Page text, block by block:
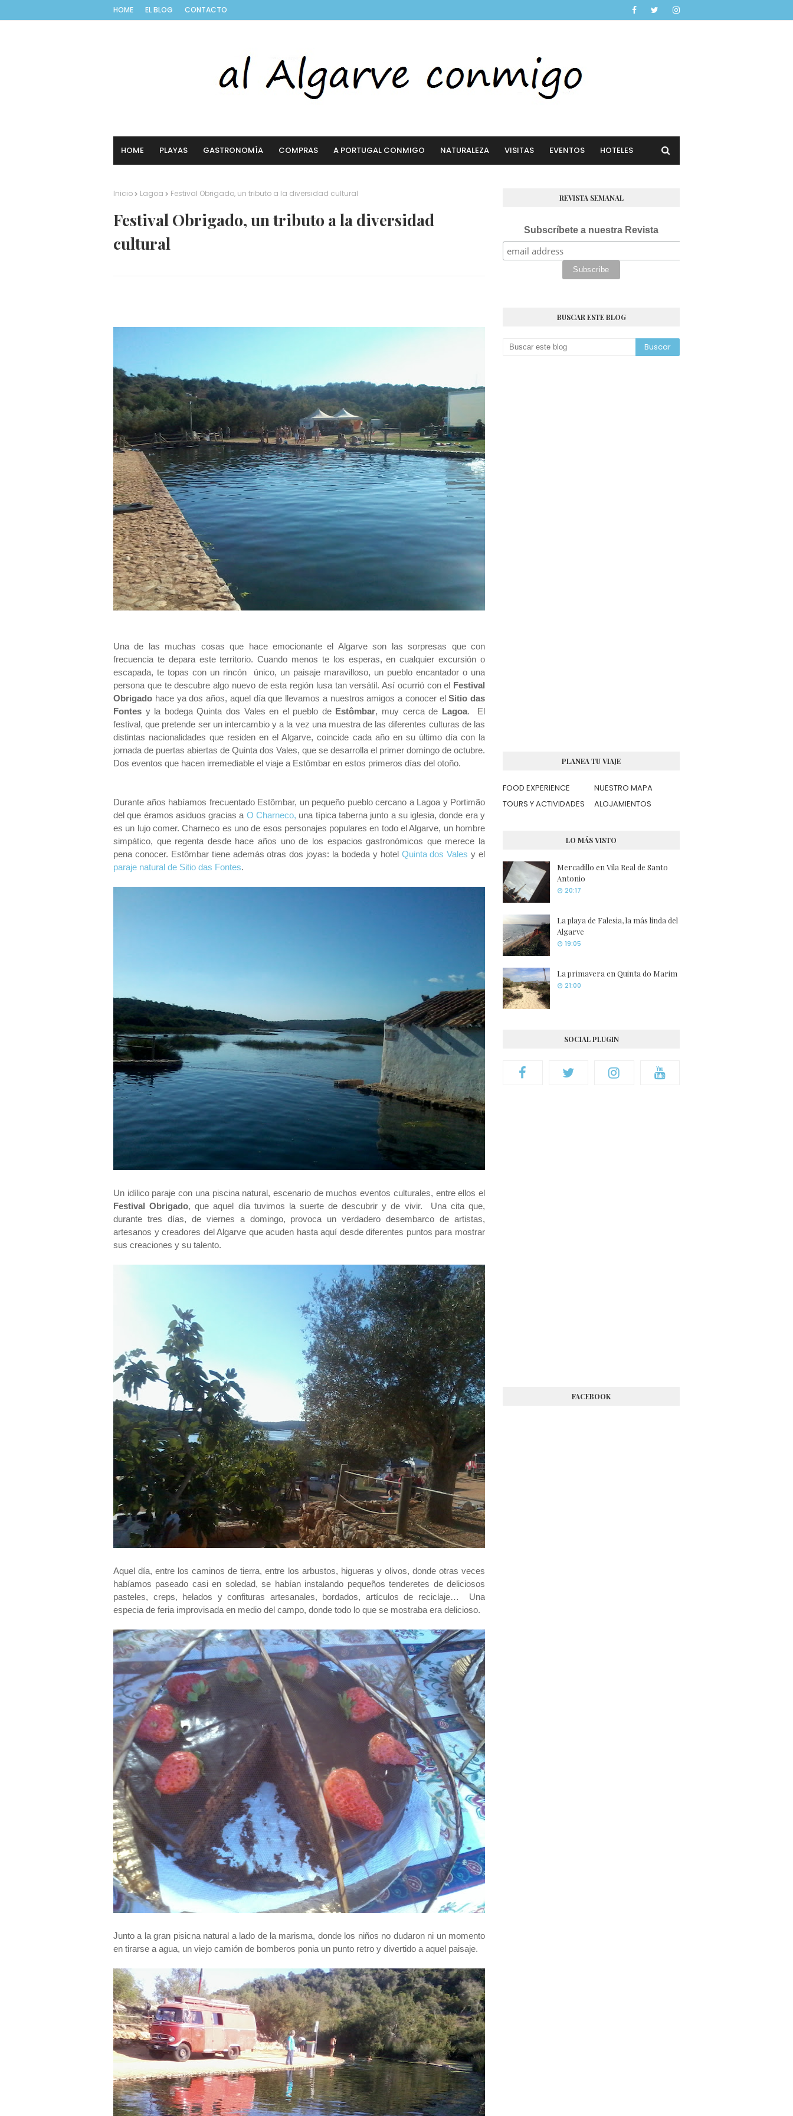
HOME EL BLOG CONTACTO
HOME PLAYAS GASTRONOMÍA COMPRAS A PORTUGAL CONMIGO NATURALEZA VISITAS EVENTOS HOTELES
Inicio Lagoa Festival Obrigado, un tributo a la diversidad cultural
Festival Obrigado, un tributo a la diversidad
cultural
Una de las muchas cosas que hace emocionante el Algarve son las sorpresas que con
frecuencia te depara este territorio. Cuando menos te los esperas, en cualquier excursión o
escapada, te topas con un rincón único, un paisaje maravilloso, un pueblo encantador o una
persona que te descubre algo nuevo de esta región lusa tan versátil. Así ocurrió con el Festival
Obrigado hace ya dos años, aquel día que llevamos a nuestros amigos a conocer elSitio das
Fontes y la bodega Quinta dos Vales en el pueblo de Estômbar, muy cerca de Lagoa. El
festival, que pretende ser un intercambio y a la vez una muestra de las diferentes culturas de las
distintas nacionalidades que residen en el Algarve, coincide cada año en su último día con la
jornada de puertas abiertas de Quinta dos Vales, que se desarrolla el primer domingo de octubre.
Dos eventos que hacen irremediable el viaje a Estômbar en estos primeros días del otoño.
Durante años habíamos frecuentado Estômbar, un pequeño pueblo cercano a Lagoa y Portimão
del que éramos asiduos gracias a O Charneco, una típica taberna junto a su iglesia, donde era y
es un lujo comer. Charneco es uno de esos personajes populares en todo el Algarve, un hombre
simpático, que regenta desde hace años uno de los espacios gastronómicos que merece la
pena conocer. Estômbar tiene además otras dos joyas: la bodeda y hotel Quinta dos Vales y el
paraje natural de Sitio das Fontes.
Un idílico paraje con una piscina natural, escenario de muchos eventos culturales, entre ellos el
Festival Obrigado, que aquel día tuvimos la suerte de descubrir y de vivir. Una cita que,
durante tres días, de viernes a domingo, provoca un verdadero desembarco de artistas,
artesanos y creadores del Algarve que acuden hasta aquí desde diferentes puntos para mostrar
sus creaciones y su talento.
Aquel día, entre los caminos de tierra, entre los arbustos, higueras y olivos, donde otras veces
habíamos paseado casi en soledad, se habían instalando pequeños tenderetes de deliciosos
pasteles, creps, helados y confituras artesanales, bordados, artículos de reciclaje… Una
especia de feria improvisada en medio del campo, donde todo lo que se mostraba era delicioso.
Junto a la gran pisicna natural a lado de la marisma, donde los niños no dudaron ni un momento
en tirarse a agua, un viejo camión de bomberos ponia un punto retro y divertido a aquel paisaje.
REVISTA SEMANAL
Subscríbete a nuestra Revista
BUSCAR ESTE BLOG
PLANEA TU VIAJE
FOOD EXPERIENCE
NUESTRO MAPA
TOURS Y ACTIVIDADES
ALOJAMIENTOS
LO MÁS VISTO
Mercadillo en Vila Real de Santo
Antonio
20:17
La playa de Falesia, la más linda del
Algarve
19:05
La primavera en Quinta do Marim
21:00
SOCIAL PLUGIN
FACEBOOK